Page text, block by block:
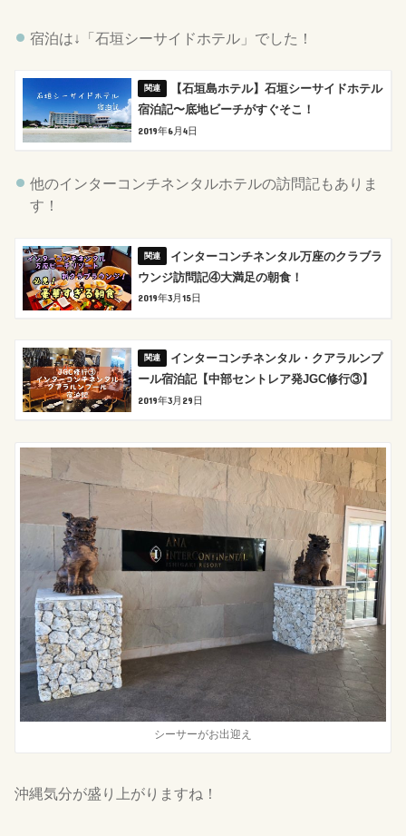
宿泊は↓「石垣シーサイドホテル」でした！
【石垣島ホテル】石垣シーサイドホテル
宿泊記〜底地ビーチがすぐそこ！
2019年6月4日
他のインターコンチネンタルホテルの訪問記もありま
す！
インターコンチネンタル万座のクラブラ
ウンジ訪問記④大満足の朝食！
2019年3月15日
インターコンチネンタル・クアラルンプ
ール宿泊記【中部セントレア発JGC修行③】
2019年3月29日
シーサーがお出迎え
沖縄気分が盛り上がりますね！